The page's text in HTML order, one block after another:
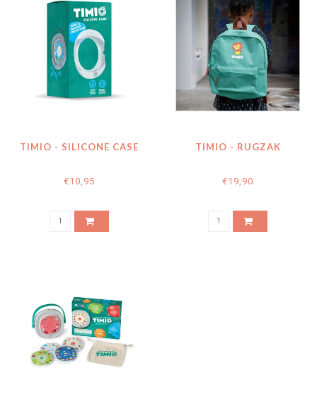
TIMIO - SILICONE CASE
€10,95
TIMIO - RUGZAK
€19,90